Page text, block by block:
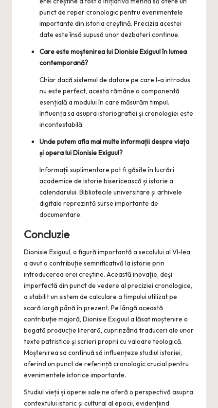
punct de reper cronologic pentru evenimentele
importante din istoria creștină. Precizia acestei
date este însă supusă unor dezbateri continue.
Care este moștenirea lui Dionisie Exiguul în lumea
contemporană?
Chiar dacă sistemul de datare pe care l-a introdus
nu este perfect, acesta rămâne o componentă
esențială a modului în care măsurăm timpul.
Influența sa asupra istoriografiei și cronologiei este
incontestabilă.
Unde putem afla mai multe informații despre viața
și opera lui Dionisie Exiguul?
Informații suplimentare pot fi găsite în lucrări
academice de istorie bisericească și istorie a
calendarului. Bibliotecile universitare și arhivele
digitale reprezintă surse importante de
documentare.
Concluzie
Dionisie Exiguul, o figură importantă a secolului al VI-lea,
a avut o contribuție semnificativă la istorie prin
introducerea erei creștine. Această inovație, deși
imperfectă din punct de vedere al preciziei cronologice,
a stabilit un sistem de calculare a timpului utilizat pe
scară largă până în prezent. Pe lângă această
contribuție majoră, Dionisie Exiguul a lăsat moștenire o
bogată producție literară, cuprinzând traduceri ale unor
texte patristice și scrieri proprii cu valoare teologică.
Moștenirea sa continuă să influențeze studiul istoriei,
oferind un punct de referință cronologic crucial pentru
evenimentele istorice importante.
Studiul vieții și operei sale ne oferă o perspectivă asupra
contextului istoric și cultural al epocii, evidențiind